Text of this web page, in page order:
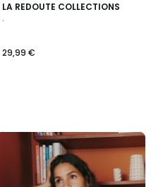
LA REDOUTE COLLECTIONS
.
29,99 €
kombinierbare